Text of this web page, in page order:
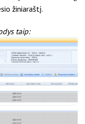
žiniaraštį.
taip: